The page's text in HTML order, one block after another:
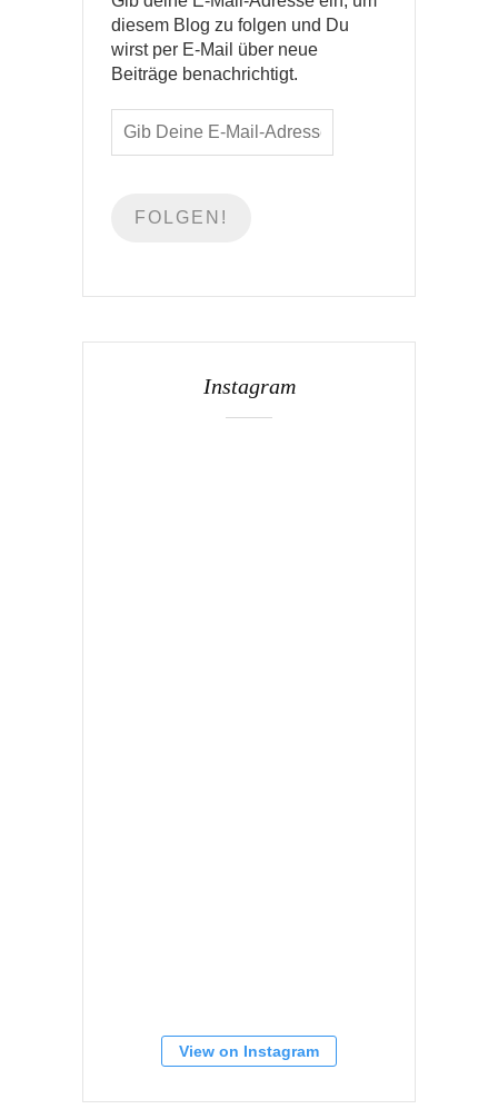
diesem Blog zu folgen und Du
wirst per E-Mail über neue
Beiträge benachrichtigt.
Instagram
View on Instagram